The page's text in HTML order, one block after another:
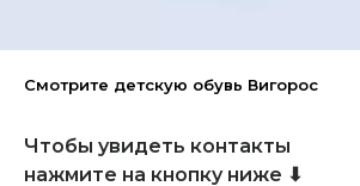
Смотрите детскую обувь Вигорос
Чтобы увидеть контакты
нажмите на кнопку ниже ⬇